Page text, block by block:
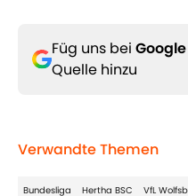
Füg uns bei Google
Quelle hinzu
Verwandte Themen
Bundesliga Hertha BSC VfL